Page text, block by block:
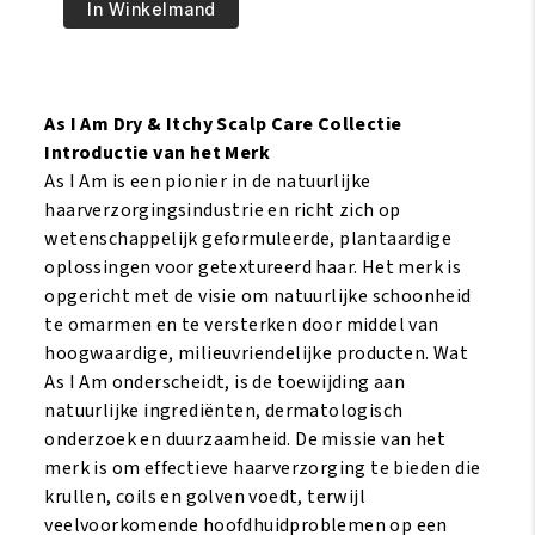
Am
Itchy
Scalp
Care
Olive
and
Tea
Tree
Oil
Treatment
4oz/120ml
aantal
In Winkelmand
As I Am Dry & Itchy Scalp Care Collectie
Introductie van het Merk
As I Am is een pionier in de natuurlijke
haarverzorgingsindustrie en richt zich op
wetenschappelijk geformuleerde, plantaardige
oplossingen voor getextureerd haar. Het merk is
opgericht met de visie om natuurlijke schoonheid
te omarmen en te versterken door middel van
hoogwaardige, milieuvriendelijke producten. Wat
As I Am onderscheidt, is de toewijding aan
natuurlijke ingrediënten, dermatologisch
onderzoek en duurzaamheid. De missie van het
merk is om effectieve haarverzorging te bieden die
krullen, coils en golven voedt, terwijl
veelvoorkomende hoofdhuidproblemen op een